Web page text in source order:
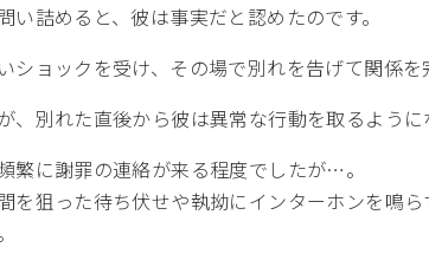
い詰めると、彼は事実だと認めたのです。
ショックを受け、その場で別れを告げて関係を
、別れた直後から彼は異常な行動を取るように
繁に謝罪の連絡が来る程度でしたが…。
を狙った待ち伏せや執拗にインターホンを鳴